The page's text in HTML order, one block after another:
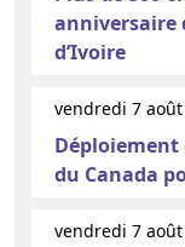
anniversaire
d’Ivoire
vendredi 7 août
Déploiement
du Canada
vendredi 7 août